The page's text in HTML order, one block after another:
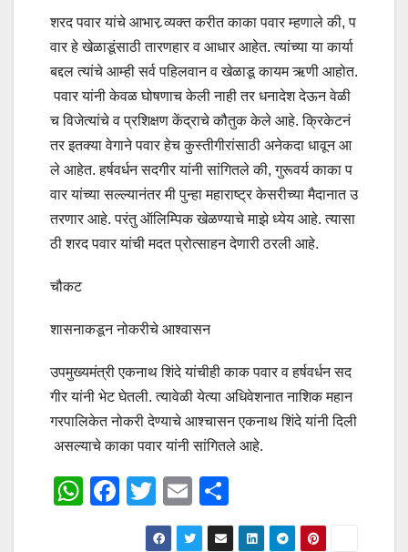
शरद पवार यांचे आभार र्‍व्यक्‍त करीत काका पवार म्‍हणाले की, प
वार हे खेळाडूंसाठी तारणहार व आधार आहेत. त्यांच्या या कार्या
बद्दल त्यांचे आम्ही सर्व पहिलवान व खेळाडू कायम ऋणी आहोत.
पवार यांनी केवळ घोषणाच केली नाही तर धनादेश देऊन वेळी
च विजेत्‍यांचे व प्रशिक्षण केंद्राचे कौतुक केले आहे. क्रिकेटनं
तर इतक्‍या वेगाने पवार हेच कुस्‍तीगीरांसाठी अनेकदा धावून आ
ले आहेत. हर्षवर्धन सदगीर यांनी सांगितले की, गुरूवर्य काका प
वार यांच्‍या सल्‍ल्‍यानंतर मी पुन्‍हा महाराष्ट्र केसरीच्‍या मैदानात उ
तरणार आहे. परंतु ऑलिम्‍पिक खेळण्याचे माझे ध्येय आहे. त्‍यासा
ठी शरद पवार यांची मदत प्रोत्‍साहन देणारी ठरली आहे.
चौकट
शासनाकडून नोकरीचे आश्वासन
उपमुख्यमंत्री एकनाथ शिंदे यांचीही काक पवार व हर्षवर्धन सद
गीर यांनी भेट घेतली. त्‍यावेळी येत्‍या अधिवेशनात नाशिक महान
गरपालिकेत नोकरी देण्याचे आश्चासन एकनाथ शिंदे यांनी दिली
असल्‍याचे काका पवार यांनी सांगितले आहे.
W
F
T
wi
E
m h